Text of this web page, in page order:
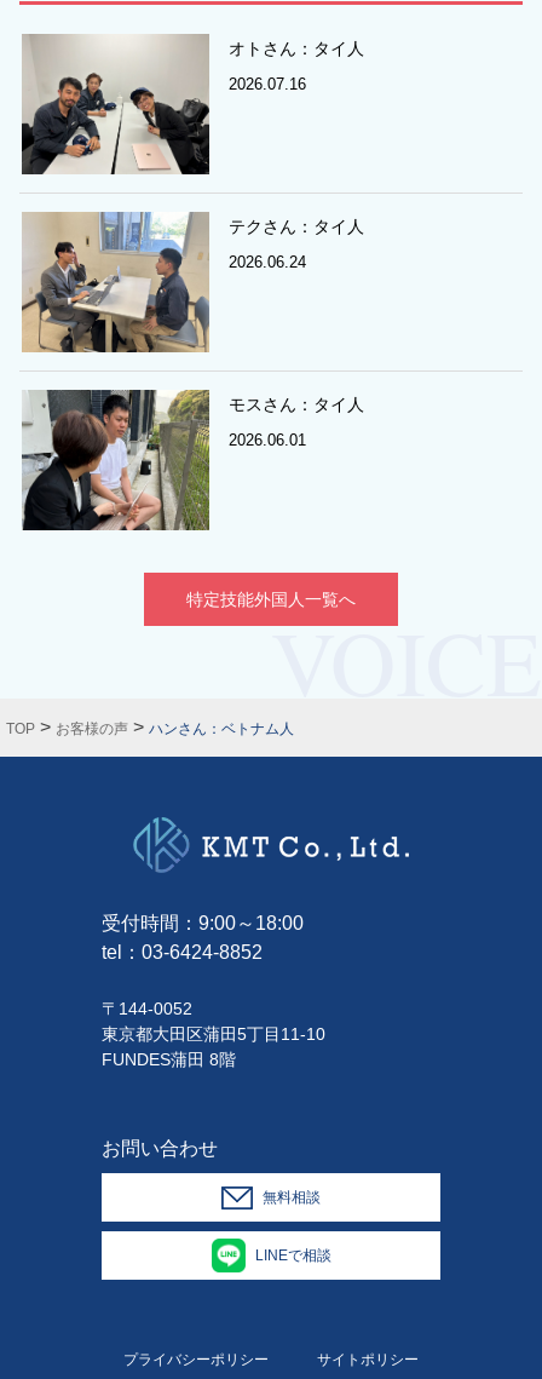
オトさん：タイ人
2026.07.16
テクさん：タイ人
2026.06.24
モスさん：タイ人
2026.06.01
特定技能外国人一覧へ
TOP > お客様の声 > ハンさん：ベトナム人
受付時間：9:00～18:00
tel： 03-6424-8852
〒144-0052
東京都大田区蒲田5丁目11-10
FUNDES蒲田 8階
お問い合わせ
無料相談
LINEで相談
プライバシーポリシー サイトポリシー